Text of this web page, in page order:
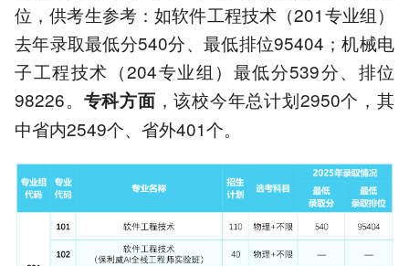
位，供考生参考：如软件工程技术（201专业组）
去年录取最低分540分、最低排位95404；机械电
子工程技术（204专业组）最低分539分、排位
98226。 专科方面 ，该校今年总计划2950个，其
中省内2549个、省外401个。